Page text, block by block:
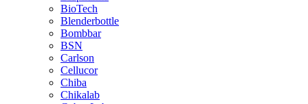
BioTech
Blenderbottle
Bombbar
BSN
Carlson
Cellucor
Chiba
Chikalab